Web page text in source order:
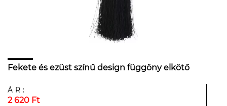
Fekete és ezüst színű design függöny elkötő
ÁR:
2 620 Ft